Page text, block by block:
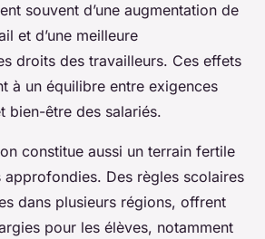
souvent d’une augmentation de
et d’une meilleure
droits des travailleurs. Ces effets
à un équilibre entre exigences
bien-être des salariés.
constitue aussi un terrain fertile
approfondies. Des règles scolaires
dans plusieurs régions, offrent
pour les élèves, notamment